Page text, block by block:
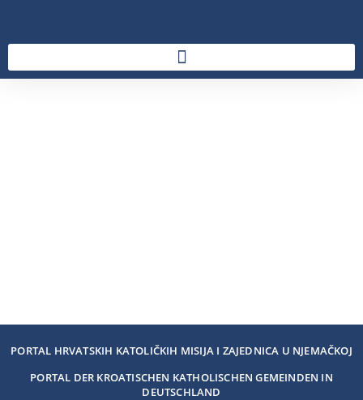
PORTAL HRVATSKIH KATOLIČKIH MISIJA I ZAJEDNICA U NJEMAČKOJ
PORTAL DER KROATISCHEN KATHOLISCHEN GEMEINDEN IN
DEUTSCHLAND